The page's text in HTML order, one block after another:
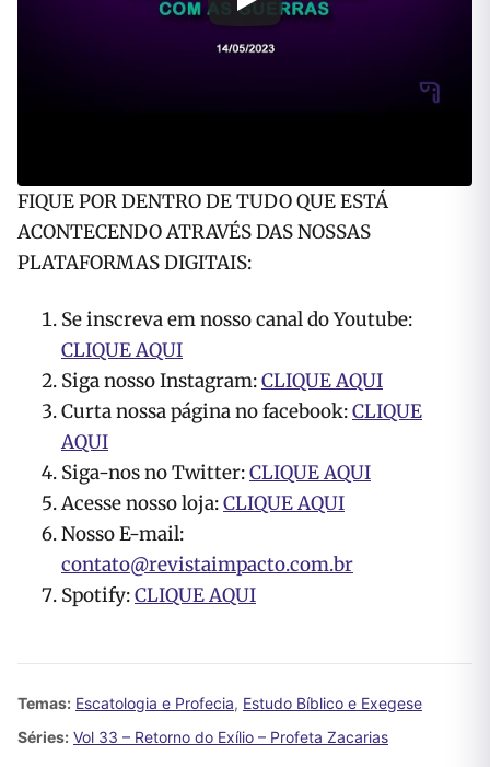
FIQUE POR DENTRO DE TUDO QUE ESTÁ
ACONTECENDO ATRAVÉS DAS NOSSAS
PLATAFORMAS DIGITAIS:
Se inscreva em nosso canal do Youtube:
CLIQUE AQUI
Siga nosso Instagram:CLIQUE AQUI
Curta nossa página no facebook:CLIQUE
AQUI
Siga-nos no Twitter:CLIQUE AQUI
Acesse nosso loja:CLIQUE AQUI
Nosso E-mail:
contato@revistaimpacto.com.br
Spotify:CLIQUE AQUI
Temas: Escatologia e Profecia, Estudo Bíblico e Exegese
Séries: Vol 33 – Retorno do Exílio – Profeta Zacarias